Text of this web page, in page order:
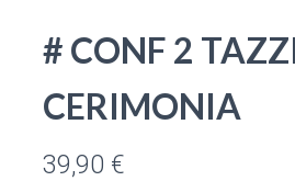
# CONF 2
CERIMONIA
39,90 €